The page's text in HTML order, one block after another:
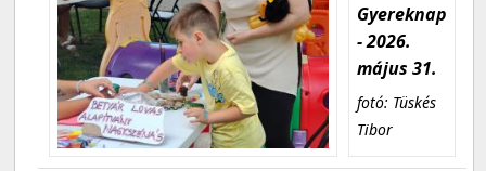
Gyereknap
- 2026.
május 31.
fotó: Tüskés
Tibor